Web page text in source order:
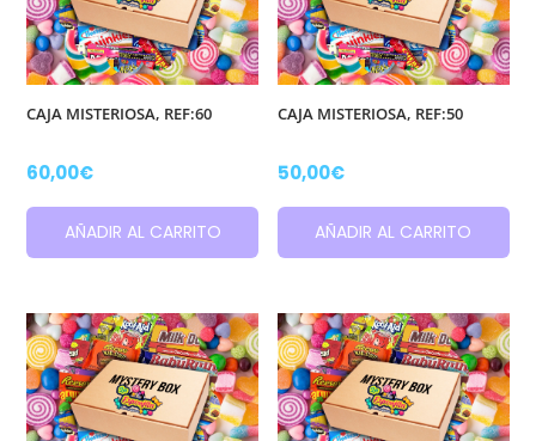
CAJA MISTERIOSA, REF:60
60,00€
AÑADIR AL CARRITO
CAJA MISTERIOSA, REF:50
50,00€
AÑADIR AL CARRITO